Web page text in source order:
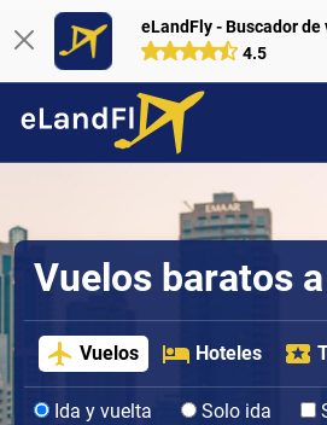
eLandFly - Buscador de
4.5
Vuelos baratos
Vuelos Hoteles
Ida y vuelta Solo ida